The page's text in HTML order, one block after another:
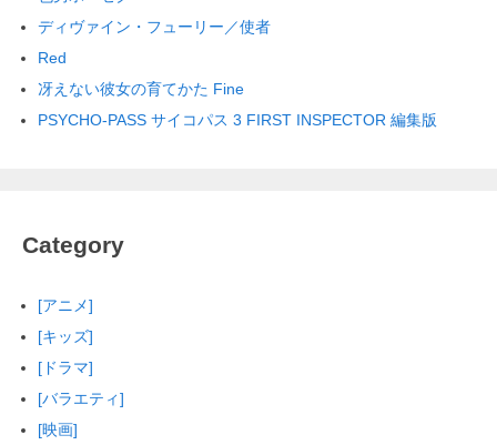
ディヴァイン・フューリー／使者
Red
冴えない彼女の育てかた Fine
PSYCHO-PASS サイコパス 3 FIRST INSPECTOR 編集版
Category
[アニメ]
[キッズ]
[ドラマ]
[バラエティ]
[映画]